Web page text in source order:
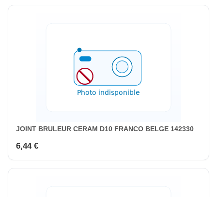
JOINT BRULEUR CERAM D10 FRANCO BELGE 142330
6,44 €